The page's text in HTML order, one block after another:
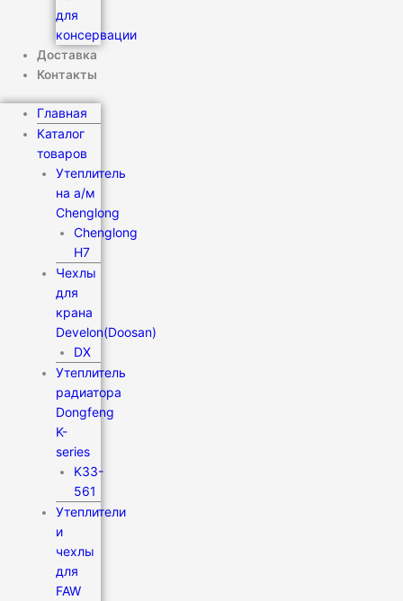
для
консервации
Доставка
Контакты
Главная
Каталог
товаров
Утеплитель
на а/м
Chenglong
Chenglong
H7
Чехлы
для
крана
Develon(Doosan)
DX
Утеплитель
радиатора
Dongfeng
K-
series
K33-
561
Утеплители
и
чехлы
для
FAW